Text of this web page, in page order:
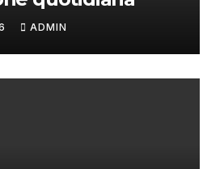
ADMIN